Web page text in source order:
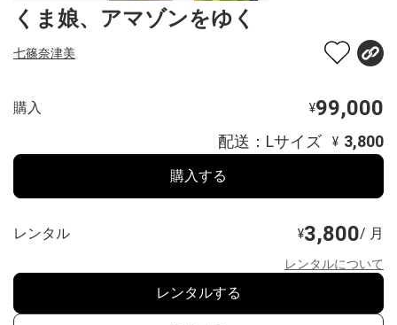
くま娘、アマゾンをゆく
七篠奈津美
購入 ¥99,000
配送：Lサイズ ¥ 3,800
購入する
レンタル ¥3,800/ 月
レンタルについて
レンタルする